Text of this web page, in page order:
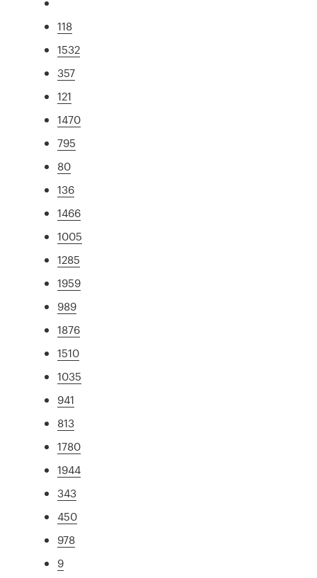
118
1532
357
121
1470
795
80
136
1466
1005
1285
1959
989
1876
1510
1035
941
813
1780
1944
343
450
978
9